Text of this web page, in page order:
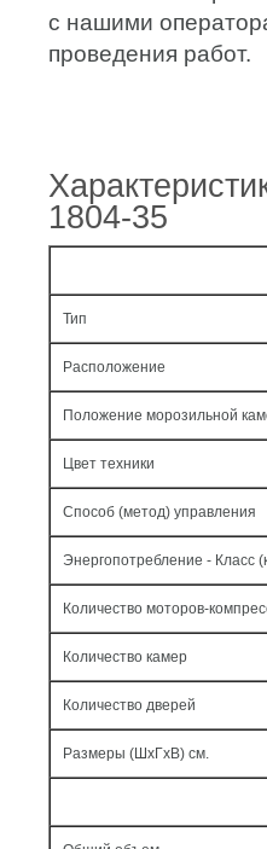
с нашими
проведения работ.
1804-35
Тип
Расположение
Положение морозильной
Цвет техники
Способ (метод) управления
Энергопотребление - Класс
Количество моторов-
Количество камер
Количество дверей
Размеры (ШxГxВ) см.